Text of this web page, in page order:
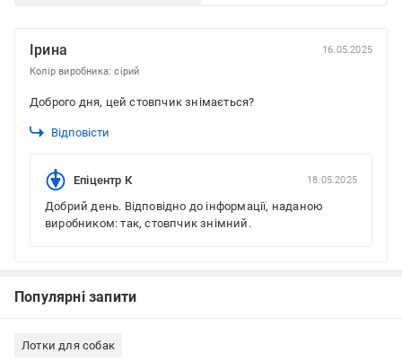
Ірина
16.05.2025
Колір виробника: сірий
Доброго дня, цей стовпчик знімається?
Відповісти
Епіцентр К 18.05.2025
Добрий день. Відповідно до інформації, наданою
виробником: так, стовпчик знімний.
Популярні запити
Лотки для собак